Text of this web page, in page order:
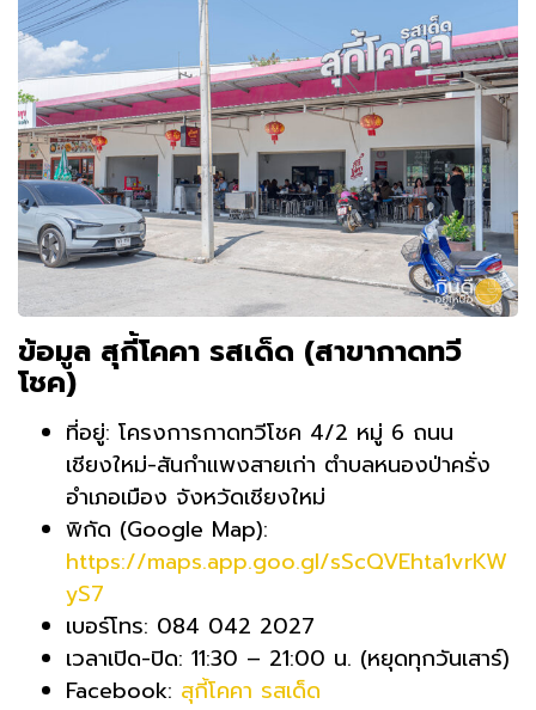
ข้อมูล สุกี้โคคา รสเด็ด (สาขากาดทวี
โชค)
ที่อยู่: โครงการกาดทวีโชค 4/2 หมู่ 6 ถนน
เชียงใหม่-สันกำแพงสายเก่า ตำบลหนองป่าครั่ง
อำเภอเมือง จังหวัดเชียงใหม่
พิกัด (Google Map):
https://maps.app.goo.gl/sScQVEhta1vrKW
yS7
เบอร์โทร: 084 042 2027
เวลาเปิด-ปิด: 11:30 – 21:00 น. (หยุดทุกวันเสาร์)
Facebook: สุกี้โคคา รสเด็ด